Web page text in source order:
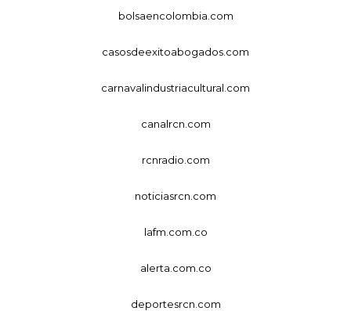
bolsaencolombia.com
casosdeexitoabogados.com
carnavalindustriacultural.com
canalrcn.com
rcnradio.com
noticiasrcn.com
lafm.com.co
alerta.com.co
deportesrcn.com